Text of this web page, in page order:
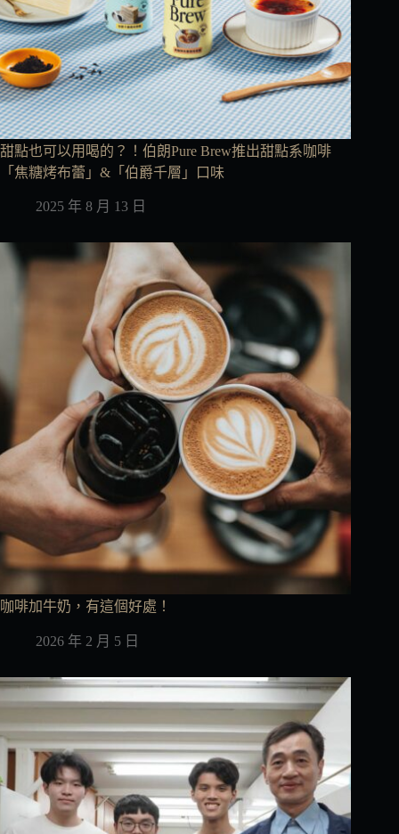
甜點也可以用喝的？！伯朗Pure Brew推出甜點系咖啡
「焦糖烤布蕾」&「伯爵千層」口味
2025 年 8 月 13 日
咖啡加牛奶，有這個好處！
2026 年 2 月 5 日